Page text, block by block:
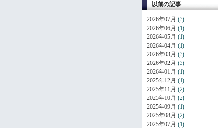
以前の記事
2026年07月 (3)
2026年06月 (1)
2026年05月 (1)
2026年04月 (1)
2026年03月 (3)
2026年02月 (3)
2026年01月 (1)
2025年12月 (1)
2025年11月 (2)
2025年10月 (2)
2025年09月 (1)
2025年08月 (2)
2025年07月 (1)